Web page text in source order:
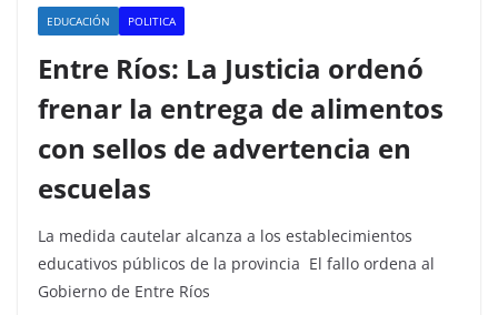
EDUCACIÓN POLITICA
Entre Ríos: La Justicia ordenó
frenar la entrega de alimentos
con sellos de advertencia en
escuelas
La medida cautelar alcanza a los establecimientos
educativos públicos de la provincia El fallo ordena al
Gobierno de Entre Ríos